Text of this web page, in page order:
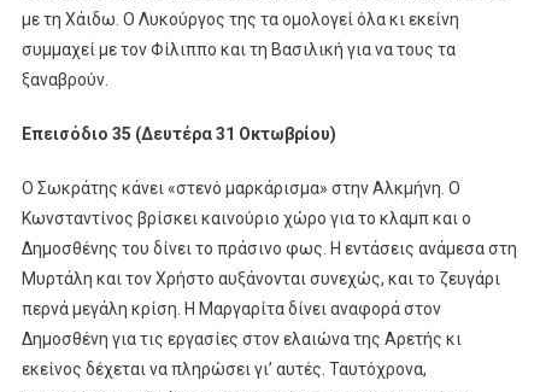
με τη Χάιδω. Ο Λυκούργος της τα ομολογεί όλα κι εκείνη
συμμαχεί με τον Φίλιππο και τη Βασιλική για να τους τα
ξαναβρούν.
Επεισόδιο 35 (Δευτέρα 31 Οκτωβρίου)
Ο Σωκράτης κάνει «στενό μαρκάρισμα» στην Αλκμήνη. Ο
Κωνσταντίνος βρίσκει καινούριο χώρο για το κλαμπ και ο
Δημοσθένης του δίνει το πράσινο φως. Η εντάσεις ανάμεσα στη
Μυρτάλη και τον Χρήστο αυξάνονται συνεχώς, και το ζευγάρι
περνά μεγάλη κρίση. Η Μαργαρίτα δίνει αναφορά στον
Δημοσθένη για τις εργασίες στον ελαιώνα της Αρετής κι
εκείνος δέχεται να πληρώσει γι’ αυτές. Ταυτόχρονα,